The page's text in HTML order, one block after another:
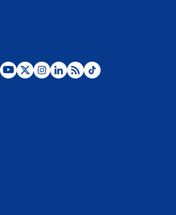
¿Por qué De la Espriella gobernará